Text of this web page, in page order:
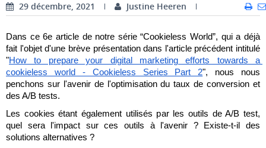
Elio Civalleri
Eliott Pousset
Floriane Defacqz
Hanne Van Loock
Janne Beke
29 décembre, 2021 Justine Heeren
Dans ce 6e article de notre série “Cookieless World”, qui a déjà
fait l'objet d'une brève présentation dans l'article précédent intitulé
"How to prepare your digital marketing efforts towards a
cookieless world - Cookieless Series Part 2", nous nous
penchons sur l'avenir de l'optimisation du taux de conversion et
des A/B tests.
Les cookies étant également utilisés par les outils de A/B test,
quel sera l'impact sur ces outils à l'avenir ? Existe-t-il des
solutions alternatives ?